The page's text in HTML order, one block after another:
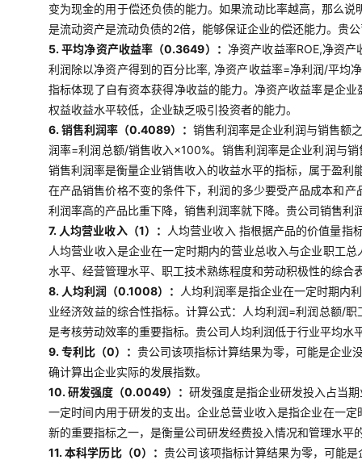
变为现金的用于偿还负债的能力。如果流动比率越高，那么
是流动资产是流动负债的2倍，能够保证企业的偿还能力。贵
5. 平均净资产收益率（0.3649）： 净资产收益率ROE,净资
利润除以净资产得到的百分比率, 净资产收益率=净利润/平均
指标体现了自有资本获得净收益的能力。净资产收益率是企
权益收益水平较低，企业缺乏吸引投资者的能力。
6. 销售利润率（0.4089）：销售利润率是企业利润与销售额
润率=利润总额/销售收入×100%。销售利润率是企业利润与
销售利润率是衡量企业销售收入的收益水平的指标，属于盈利
在产品销售价格不变的条件下，利润的多少要受产品成本和
利润率高的产品比重下降，销售利润率就下降。贵公司销售
7. 人均营业收入（1）：
人均营业收入 指根据产品的价值量指
人均营业收入是企业在一定时期内的营业总收入与企业职工
水平、经营管理水平、职工技术熟练程度和劳动积极性的综
8. 人均利润（0.1008）： 人均利润率是指企业在一定时期内
业经济效益的综合性指标。计算公式：人均利润=利润总额/
是考核劳动效率的重要指标。贵公司人均利润低于行业平均
9. 专利比（0）： 贵公司该项指标计算结果为零，可能是企业
确计算出企业实际的发展指数。
10. 研发强度（0.0049）：研发强度是指企业研发投入占当
一定时间内用于研发的支出。企业总营业收入是指企业在一
新的重要指标之一，是衡量公司研发经费投入情况和管理水
11. 本科学历比（0）：贵公司该项指标计算结果为零，可能